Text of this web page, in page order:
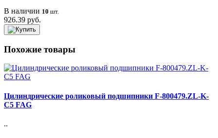
В наличии 10 шт.
926.39 руб.
Похожие товары
Цилиндрические роликовый подшипники F-800479.ZL-K-
C5 FAG
..